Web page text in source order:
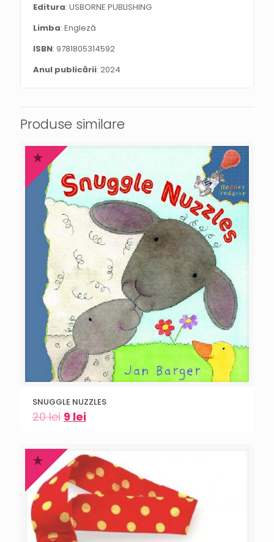
Editura: USBORNE PUBLISHING
Limba: Engleză
ISBN: 9781805314592
Anul publicării: 2024
Produse similare
SNUGGLE NUZZLES
20lei 9 lei